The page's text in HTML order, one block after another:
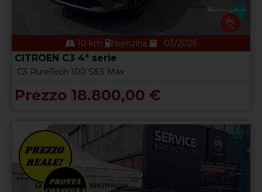
10 km benzina 03/2026
CITROEN C3 4ª serie
C3 PureTech 100 S&S Max
Prezzo 18.800,00 €